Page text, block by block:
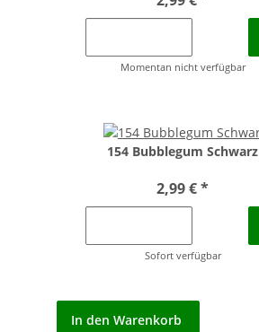
Momentan nicht verfügbar
154 Bubblegum Schwarz
2,99 €*
Sofort verfügbar
In den Warenkorb